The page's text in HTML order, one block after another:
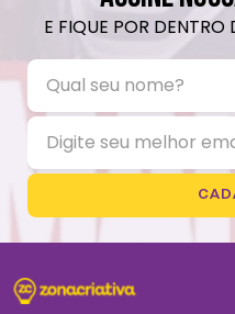
E FIQUE POR